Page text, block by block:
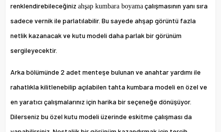
renklendirebileceğiniz ahşap kumbara boyama çalışmasının yanı sıra
sadece vernik ile parlatılabilir. Bu sayede ahşap görüntü fazla
netlik kazanacak ve kutu modeli daha parlak bir görünüm
sergileyecektir.
Arka bölümünde 2 adet menteşe bulunan ve anahtar yardımı ile
rahatlıkla kilitlenebilip açılabilen tahta kumbara modeli en özel ve
en yaratıcı çalışmalarınız için harika bir seçeneğe dönüşüyor.
Dilerseniz bu özel kutu modeli üzerinde eskitme çalışması da